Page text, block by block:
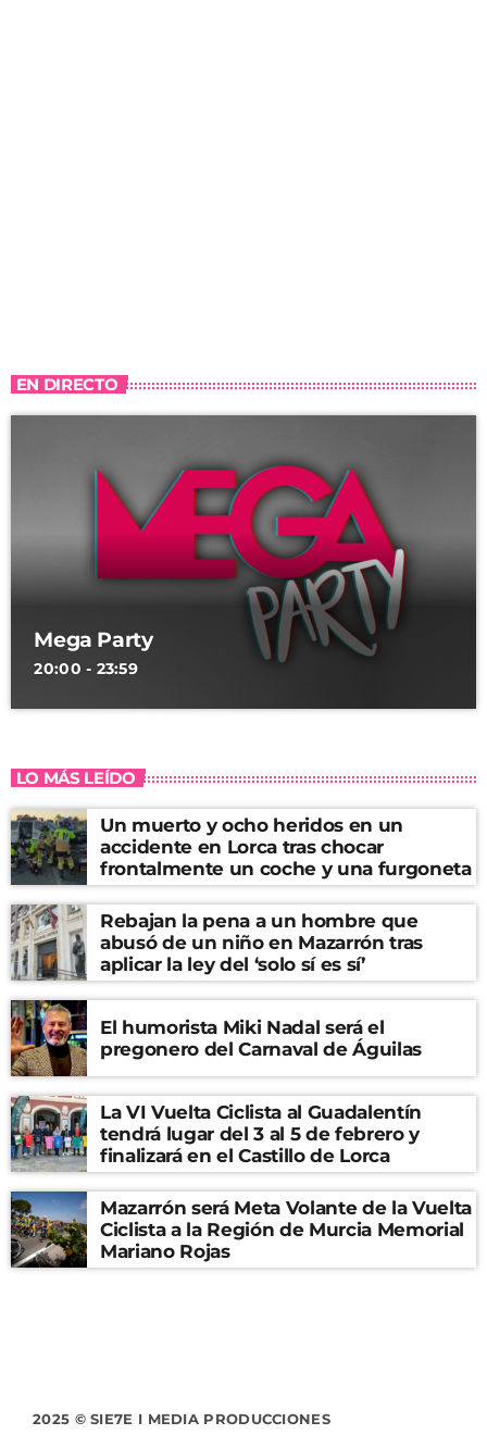
EN DIRECTO
Mega Party
20:00 - 23:59
LO MÁS LEÍDO
Un muerto y ocho heridos en un
accidente en Lorca tras chocar
frontalmente un coche y una furgoneta
Rebajan la pena a un hombre que
abusó de un niño en Mazarrón tras
aplicar la ley del ‘solo sí es sí’
El humorista Miki Nadal será el
pregonero del Carnaval de Águilas
La VI Vuelta Ciclista al Guadalentín
tendrá lugar del 3 al 5 de febrero y
finalizará en el Castillo de Lorca
Mazarrón será Meta Volante de la Vuelta
Ciclista a la Región de Murcia Memorial
Mariano Rojas
2025 © SIE7E I MEDIA PRODUCCIONES